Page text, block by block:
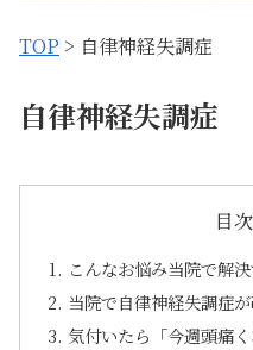
TOP > 自律神経失調症
自律神経失調症
目次
こんなお悩み当院で解決
当院で自律神経失調症
気付いたら「今週頭痛く